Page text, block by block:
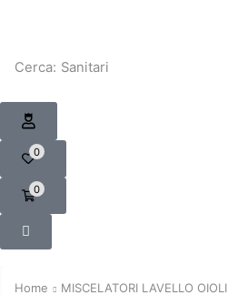
Cerca: Sanitari
0
0
Home MISCELATORI LAVELLO OIOLI